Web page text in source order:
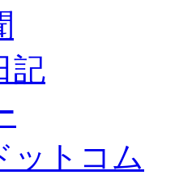
記
ットコム